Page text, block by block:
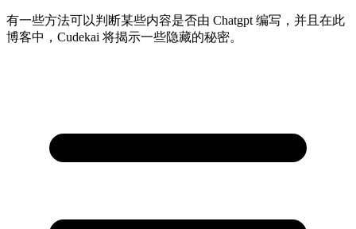
有一些方法可以判断某些内容是否由 Chatgpt 编写，并且在此
博客中，Cudekai 将揭示一些隐藏的秘密。